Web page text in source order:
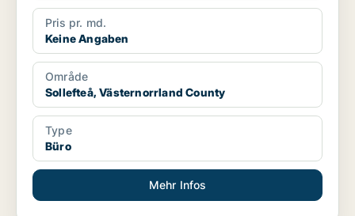
Pris pr. md.
Keine Angaben
Område
Sollefteå, Västernorrland County
Type
Büro
Mehr Infos